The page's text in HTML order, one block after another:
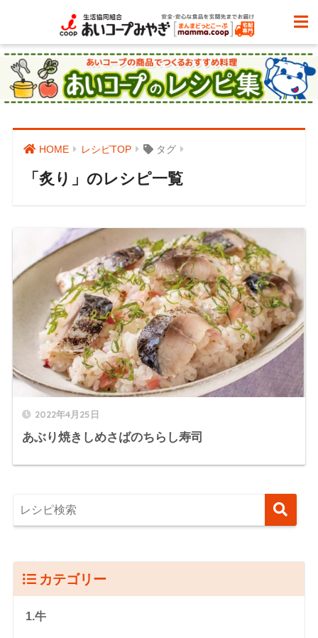
HOME レシピTOP タグ
「炙り」のレシピ一覧
2022年4月25日
あぶり焼きしめさばのちらし寿司
カテゴリー
1.牛